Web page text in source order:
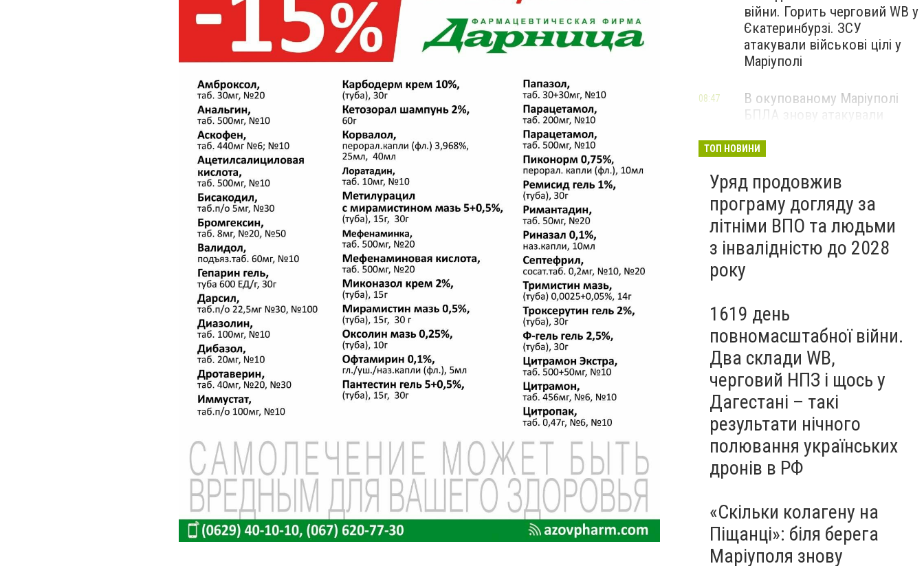
війни. Горить черговий WB у
Єкатеринбурзі. ЗСУ
атакували військові цілі у
Маріуполі
В окупованому Маріуполі
БПЛА знову атакували
— ВІДЕО
08:47
ТОП НОВИНИ
Уряд продовжив
програму догляду за
літніми ВПО та людьми
з інвалідністю до 2028
року
1619 день
повномасштабної війни.
Два склади WB,
черговий НПЗ і щось у
Дагестані – такі
результати нічного
полювання українських
дронів в РФ
«Скільки колагену на
Піщанці»: біля берега
Маріуполя знову